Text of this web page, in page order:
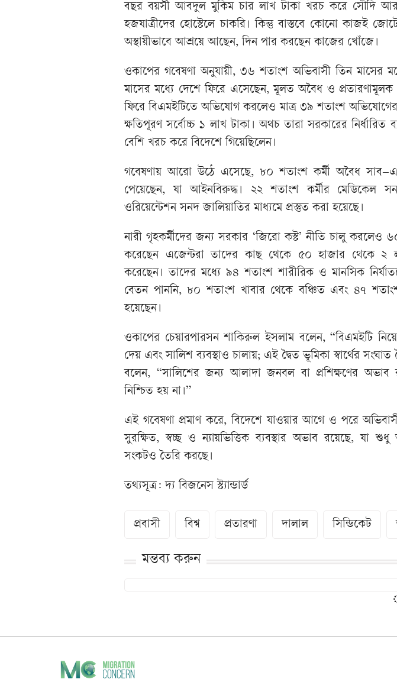
বছর বয়সী আবদুল মুকিম চার লাখ টাকা খরচ করে সৌদি
হজযাত্রীদের হোস্টেলে চাকরি। কিন্তু বাস্তবে কোনো কাজই
অস্থায়ীভাবে আশ্রয়ে আছেন, দিন পার করছেন কাজের খোঁজে।
ওকাপের গবেষণা অনুযায়ী, ৩৬ শতাংশ অভিবাসী তিন মাসের
মাসের মধ্যে দেশে ফিরে এসেছেন, মূলত অবৈধ ও প্রতারণামূলক
ফিরে বিএমইটিতে অভিযোগ করলেও মাত্র ৩৯ শতাংশ অভিযোগের
ক্ষতিপূরণ সর্বোচ্চ ১ লাখ টাকা। অথচ তারা সরকারের
বেশি খরচ করে বিদেশে গিয়েছিলেন।
গবেষণায় আরো উঠে এসেছে, ৮০ শতাংশ কর্মী অবৈধ
পেয়েছেন, যা আইনবিরুদ্ধ। ২২ শতাংশ কর্মীর মেডিকেল
ওরিয়েন্টেশন সনদ জালিয়াতির মাধ্যমে প্রস্তুত করা হয়েছে।
নারী গৃহকর্মীদের জন্য সরকার ‘জিরো কস্ট’ নীতি চালু করলেও
করেছেন এজেন্টরা তাদের কাছ থেকে ৫০ হাজার থেকে ২
করেছেন। তাদের মধ্যে ৯৪ শতাংশ শারীরিক ও মানসিক
বেতন পাননি, ৮০ শতাংশ খাবার থেকে বঞ্চিত এবং ৪৭
হয়েছেন।
ওকাপের চেয়ারপারসন শাকিরুল ইসলাম বলেন, “বিএমইটি
দেয় এবং সালিশ ব্যবস্থাও চালায়; এই দ্বৈত ভূমিকা স্বার্থের
বলেন, “সালিশের জন্য আলাদা জনবল বা প্রশিক্ষণের অভাব
নিশ্চিত হয় না।”
এই গবেষণা প্রমাণ করে, বিদেশে যাওয়ার আগে ও পরে
সুরক্ষিত, স্বচ্ছ ও ন্যায়ভিত্তিক ব্যবস্থার অভাব রয়েছে, যা
সংকটও তৈরি করছে।
তথ্যসূত্র: দ্য বিজনেস স্ট্যান্ডার্ড
প্রবাসী বিশ্ব প্রতারণা দালাল সিন্ডিকেট
মন্তব্য করুন